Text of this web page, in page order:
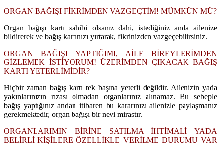
ORGAN BAĞIŞI FİKRİMDEN VAZGEÇTİM! MÜMKÜN MÜ?
Organ bağışı kartı sahibi olsanız dahi, istediğiniz anda ailenize
bildirerek ve bağış kartınızı yırtarak, fikrinizden vazgeçebilirsiniz.
ORGAN BAĞIŞI YAPTIĞIMI, AİLE BİREYLERİMDEN
GİZLEMEK İSTİYORUM! ÜZERİMDEN ÇIKACAK BAĞIŞ
KARTI YETERLİMİDİR?
Hiçbir zaman bağış kartı tek başına yeterli değildir. Ailenizin yada
yakınlarınızın rızası olmadan organlarınız alınamaz. Bu sebeple
bağış yaptığınız andan itibaren bu kararınızı ailenizle paylaşmanız
gerekmektedir, organ bağışı bir nevi mirastır.
ORGANLARIMIN BİRİNE SATILMA İHTİMALİ YADA
BELİRLİ KİŞİLERE ÖZELLİKLE VERİLME DURUMU VAR